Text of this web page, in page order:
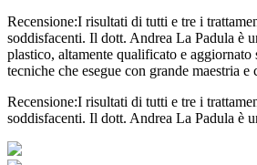
Recensione:I risultati di tutti e tre i
soddisfacenti. Il dott. Andrea La Padula è
plastico, altamente qualificato e
tecniche che esegue con grande maestria e
Recensione:I risultati di tutti e tre i
soddisfacenti. Il dott. Andrea La Padula è